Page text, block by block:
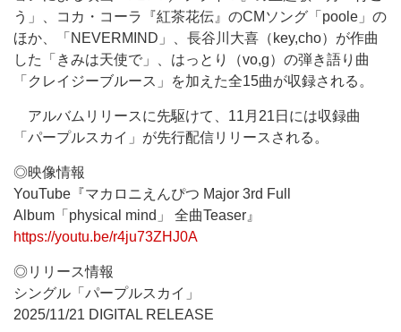
う」、コカ・コーラ『紅茶花伝』のCMソング「poole」の
ほか、「NEVERMIND」、長谷川大喜（key,cho）が作曲
した「きみは天使で」、はっとり（vo,g）の弾き語り曲
「クレイジーブルース」を加えた全15曲が収録される。
アルバムリリースに先駆けて、11月21日には収録曲
「パープルスカイ」が先行配信リリースされる。
◎映像情報
YouTube『マカロニえんぴつ Major 3rd Full
Album「physical mind」 全曲Teaser』
https://youtu.be/r4ju73ZHJ0A
◎リリース情報
シングル「パープルスカイ」
2025/11/21 DIGITAL RELEASE